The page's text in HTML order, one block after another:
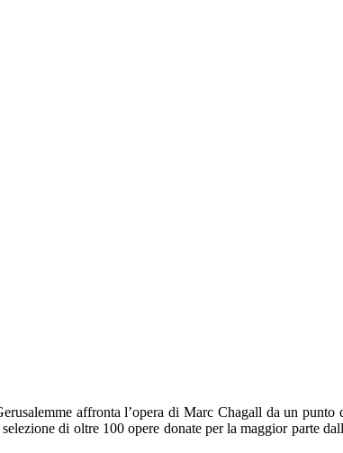
affronta l’opera di Marc Chagall da un punto
di oltre 100 opere donate per la maggior parte